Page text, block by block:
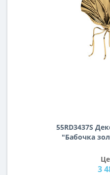
55RD3437S
"Бабочка
3